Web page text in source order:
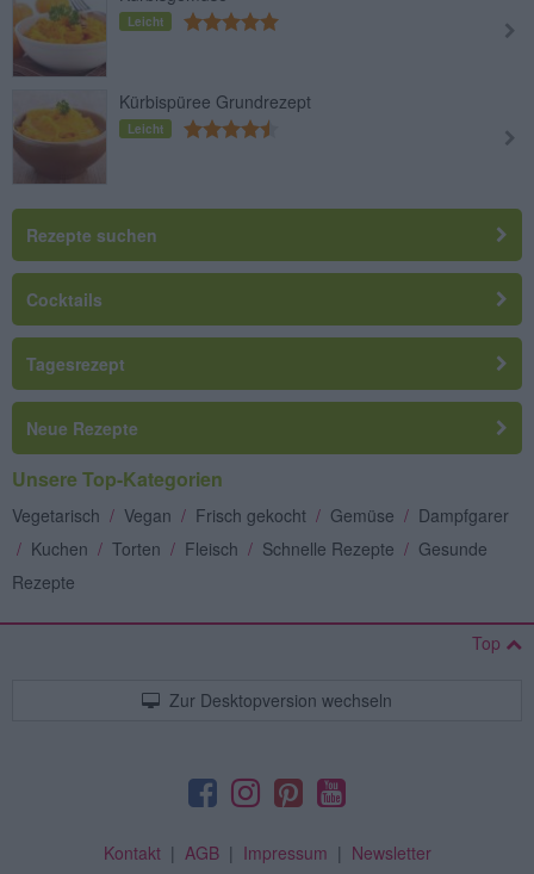
Leicht
Kürbispüree Grundrezept
Leicht
Rezepte suchen
Cocktails
Tagesrezept
Neue Rezepte
Unsere Top-Kategorien
Vegetarisch / Vegan / Frisch gekocht / Gemüse / Dampfgarer
/ Kuchen / Torten / Fleisch / Schnelle Rezepte / Gesunde
Rezepte
Top
Zur Desktopversion wechseln
Kontakt| AGB| Impressum | Newsletter